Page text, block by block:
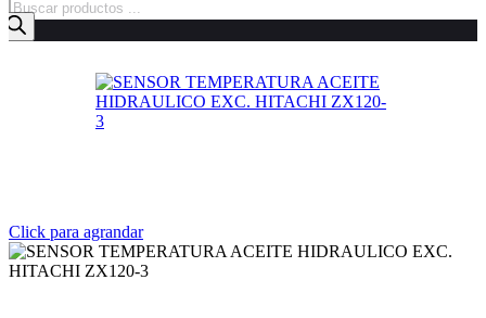
Búsqueda
de
productos
Click para agrandar